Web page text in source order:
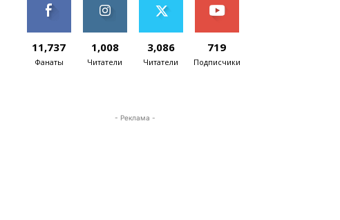
11,737
Фанаты
1,008
Читатели
3,086
Читатели
719
Подписчики
- Реклама -